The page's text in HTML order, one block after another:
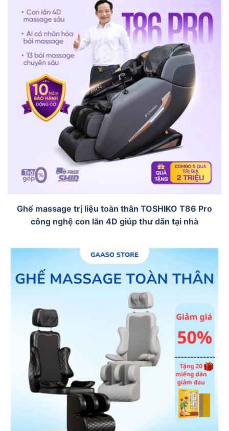
Ghế massage trị liệu toàn thân TOSHIKO T86 Pro
công nghệ con lăn 4D giúp thư dãn tại nhà